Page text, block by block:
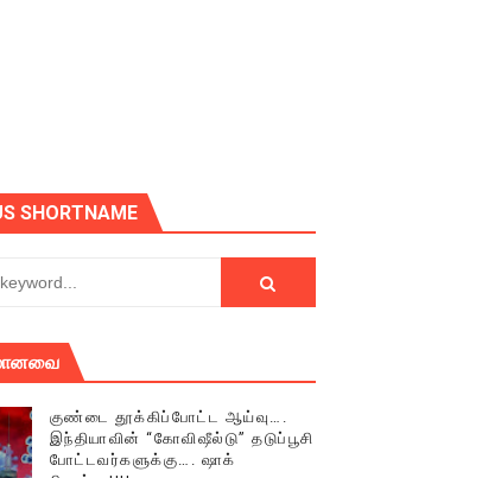
SHORTNAME
குண்டை தூக்கிப்போட்ட ஆய்வு….
இந்தியாவின் “கோவிஷீல்டு” தடுப்பூசி
போட்டவர்களுக்கு…. ஷாக்